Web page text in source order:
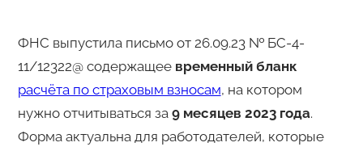
ФНС выпустила письмо от 26.09.23 № БС-4-
11/12322@ содержащее временный бланк
расчёта по страховым взносам, на котором
нужно отчитываться за 9 месяцев 2023 года.
Форма актуальна для работодателей, которые